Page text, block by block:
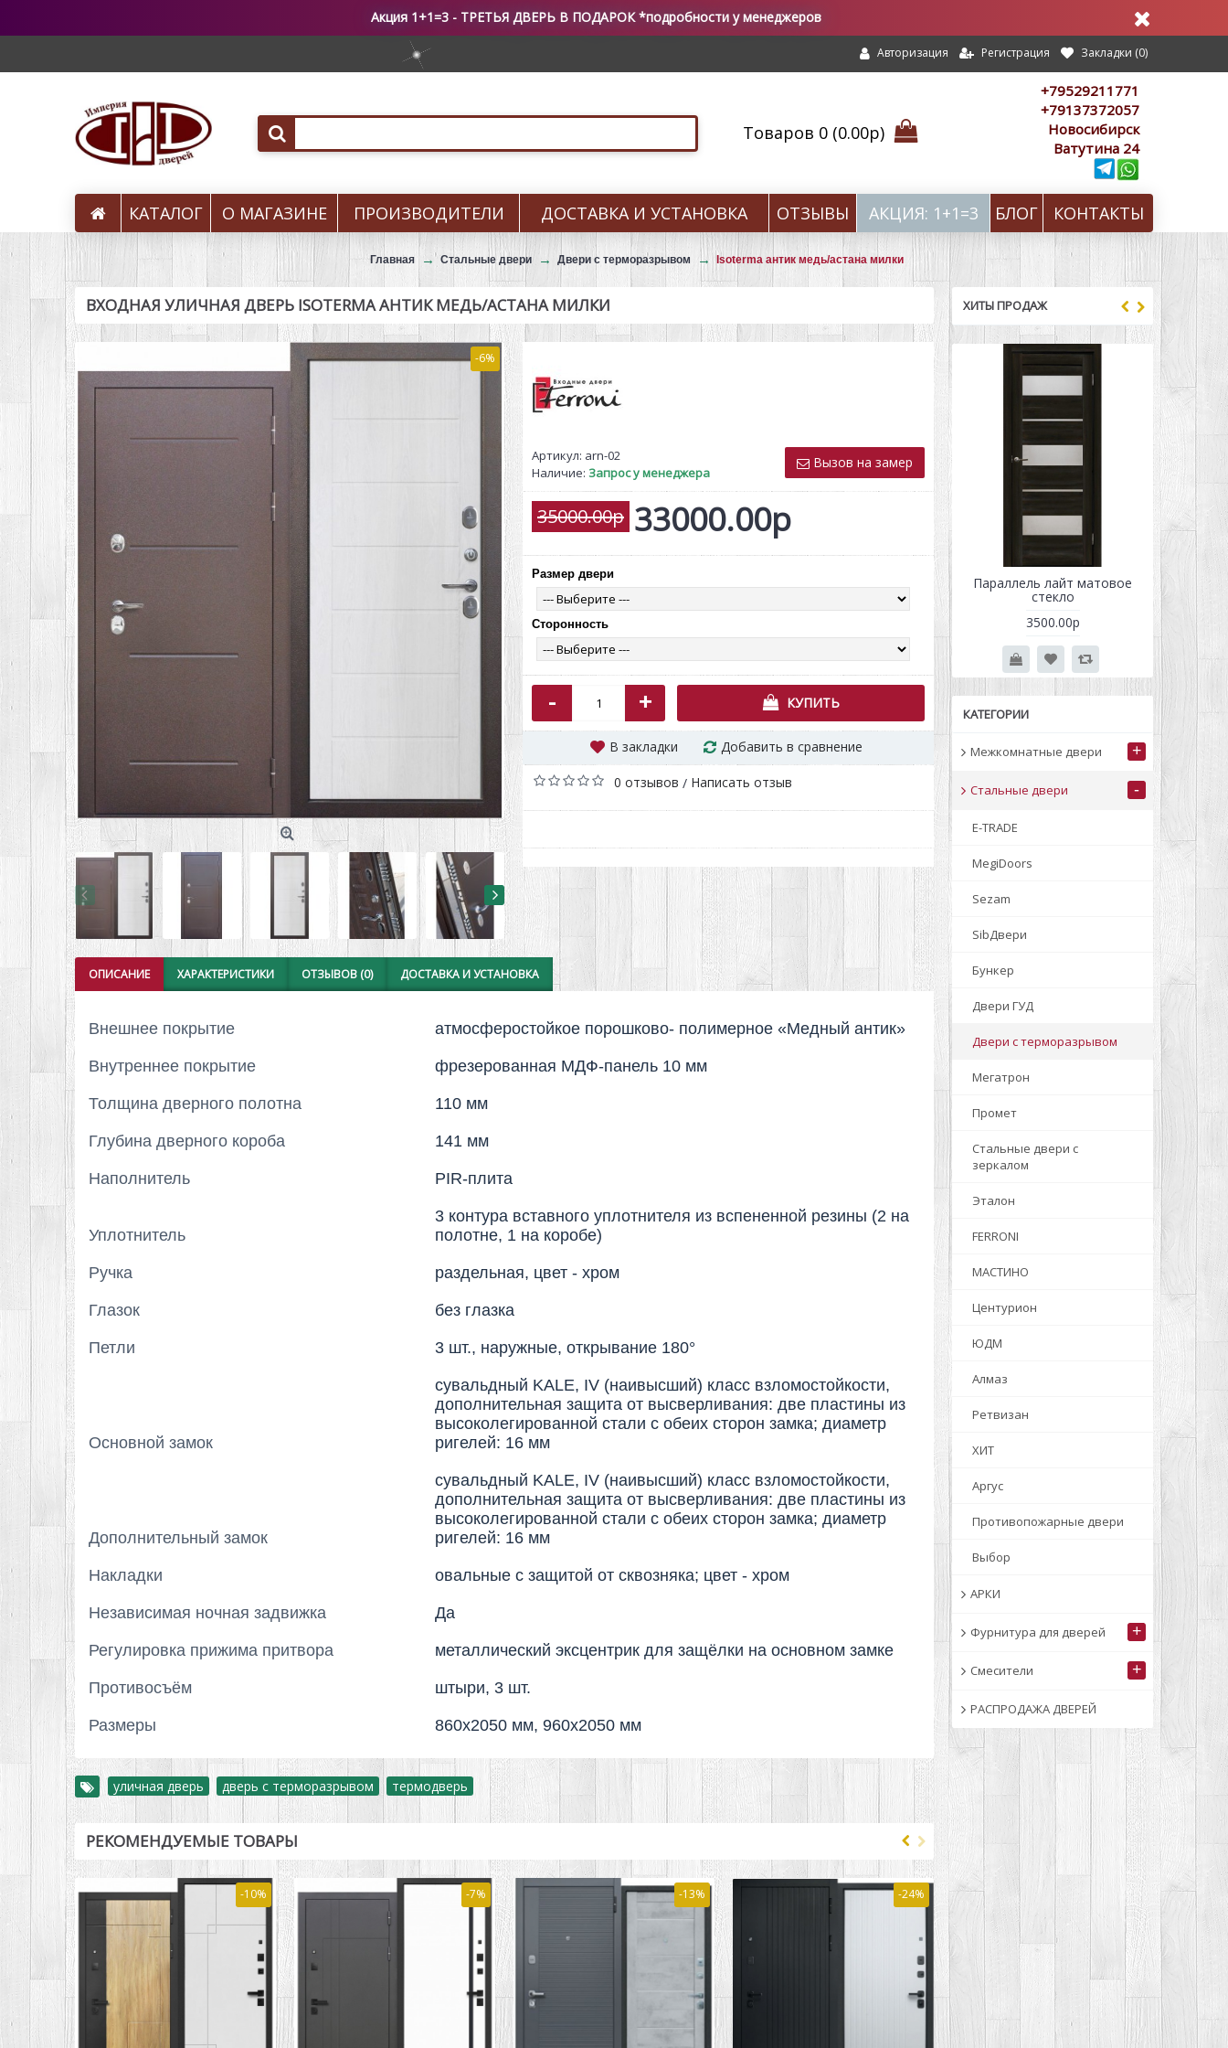
Акция 1+1=3 - ТРЕТЬЯ ДВЕРЬ В ПОДАРОК *подробности у менеджеров
Авторизация Регистрация Закладки (0)
Товаров 0 (0.00р)
+79529211771
+79137372057
Новосибирск
Ватутина 24
КАТАЛОГ О МАГАЗИНЕ ПРОИЗВОДИТЕЛИ ДОСТАВКА И УСТАНОВКА ОТЗЫВЫ АКЦИЯ: 1+1=3 БЛОГ КОНТАКТЫ
Вызов на замер
Главная Стальные двери Двери с терморазрывом Isoterma антик медь/астана милки
ХИТЫ ПРОДАЖ
Diamond-1 Белый бархат
17900.00р
Параллель лайт матовое
стекло
3500.00р
КАТЕГОРИИ
Межкомнатные двери +
Стальные двери -
E-TRADE
MegiDoors
Sezam
SibДвери
Бункер
Двери ГУД
Двери с терморазрывом
Мегатрон
Промет
Стальные двери с
зеркалом
Эталон
FERRONI
МАСТИНО
Центурион
ЮДМ
Алмаз
Ретвизан
ХИТ
Аргус
Противопожарные двери
Выбор
АРКИ
Фурнитура для дверей +
Смесители +
РАСПРОДАЖА ДВЕРЕЙ
ВХОДНАЯ УЛИЧНАЯ ДВЕРЬ ISOTERMA АНТИК МЕДЬ/АСТАНА МИЛКИ
-6%
Вызов на замер
Артикул: arn-02
Наличие: Запрос у менеджера
35000.00р 33000.00р
Размер двери
Сторонность
- + КУПИТЬ
В закладки Добавить в сравнение
0 отзывов / Написать отзыв
ОПИСАНИЕ ХАРАКТЕРИСТИКИ ОТЗЫВОВ (0) ДОСТАВКА И УСТАНОВКА
Внешнее покрытие атмосферостойкое порошково- полимерное «Медный антик»
Внутреннее покрытие фрезерованная МДФ-панель 10 мм
Толщина дверного полотна 110 мм
Глубина дверного короба 141 мм
Наполнитель PIR-плита
Уплотнитель
3 контура вставного уплотнителя из вспененной резины (2 на
полотне, 1 на коробе)
Ручка раздельная, цвет - хром
Глазок без глазка
Петли 3 шт., наружные, открывание 180°
Основной замок
сувальдный KALE, IV (наивысший) класс взломостойкости,
дополнительная защита от высверливания: две пластины из
высоколегированной стали с обеих сторон замка; диаметр
ригелей: 16 мм
Дополнительный замок
сувальдный KALE, IV (наивысший) класс взломостойкости,
дополнительная защита от высверливания: две пластины из
высоколегированной стали с обеих сторон замка; диаметр
ригелей: 16 мм
Накладки овальные с защитой от сквозняка; цвет - хром
Независимая ночная задвижка Да
Регулировка прижима притвора металлический эксцентрик для защёлки на основном замке
Противосъём штыри, 3 шт.
Размеры 860х2050 мм, 960х2050 мм
уличная дверь дверь с терморазрывом термодверь
РЕКОМЕНДУЕМЫЕ ТОВАРЫ
-10% -7% -13% -24%